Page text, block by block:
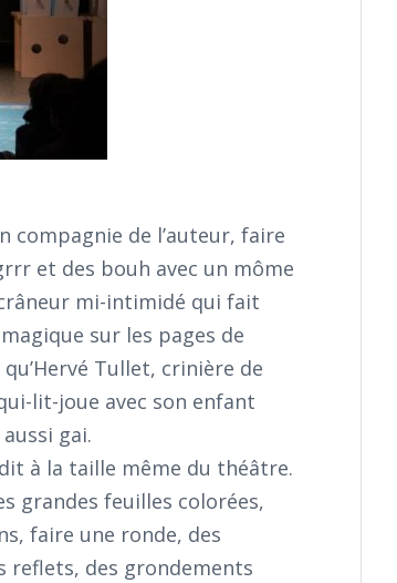
compagnie de l’auteur, faire
et des bouh avec un môme
mi-intimidé qui fait
sur les pages de
Tullet, crinière de
lit-joue avec son enfant
gai.
à la taille même du théâtre.
grandes feuilles colorées,
faire une ronde, des
des grondements